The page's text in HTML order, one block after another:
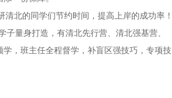
北的同学们节约时间，提高上岸的成功率！
量身打造，有清北先行营、清北强基营、
，班主任全程督学，补盲区强技巧，专项技